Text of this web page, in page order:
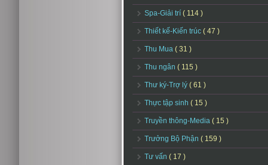
Spa-Giải trí ( 114 )
Thiết kế-Kiến trúc ( 47 )
Thu Mua ( 31 )
Thu ngân ( 115 )
Thư ký-Trợ lý ( 61 )
Thực tập sinh ( 15 )
Truyền thông-Media ( 15 )
Trưởng Bộ Phận ( 159 )
Tư vấn ( 17 )